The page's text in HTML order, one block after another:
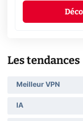
Les tendances
Meilleur VPN
IA